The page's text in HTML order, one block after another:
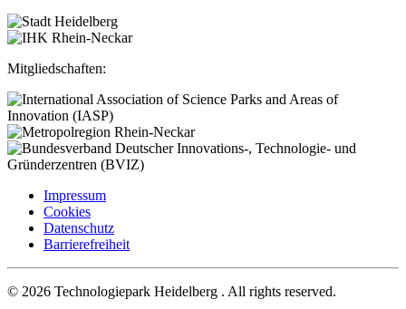
Mitgliedschaften:
Impressum
Cookies
Datenschutz
Barrierefreiheit
© 2026 Technologiepark Heidelberg . All rights reserved.